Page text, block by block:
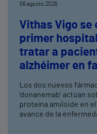
06 agosto 2026
Vithas Vigo se
primer
tratar a
alzhéimer en
terapias
Los dos nuevos
'donanemab' actúan
proteína amiloide en
avance de la enfermedad El hospital